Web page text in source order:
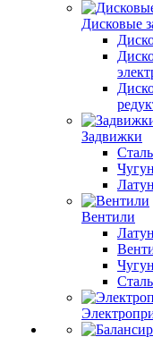
Дисковые
Задвижки
Вентили